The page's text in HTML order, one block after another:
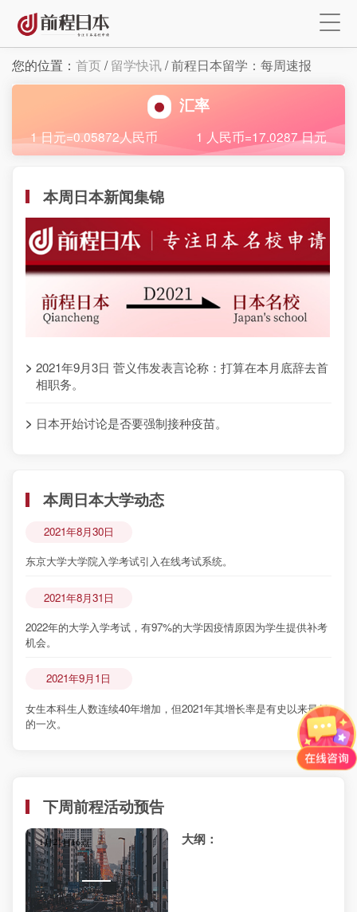
您的位置： 首页/留学快讯/前程日本留学：每周速报
汇率
1 日元=0.05872人民币 1 人民币=17.0287 日元
本周日本新闻集锦
2021年9月3日 菅义伟发表言论称：打算在本月底辞去首
相职务。
日本开始讨论是否要强制接种疫苗。
本周日本大学动态
2021年8月30日
东京大学大学院入学考试引入在线考试系统。
2021年8月31日
2022年的大学入学考试，有97%的大学因疫情原因为学生提供补考
机会。
2021年9月1日
女生本科生人数连续40年增加，但2021年其增长率是有史以来最低
的一次。
下周前程活动预告
大纲：
注册
√
记住密码